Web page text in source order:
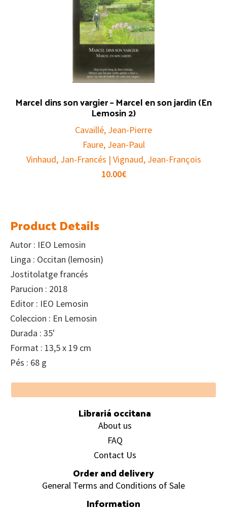
Marcel dins son vargier – Marcel en son jardin (En
Lemosin 2)
Cavaillé, Jean-Pierre
Faure, Jean-Paul
Vinhaud, Jan-Francés | Vignaud, Jean-François
10.00€
Product Details
Autor : IEO Lemosin
Linga : Occitan (lemosin)
Jostitolatge francés
Parucion : 2018
Editor : IEO Lemosin
Coleccion : En Lemosin
Durada : 35'
Format : 13,5 x 19 cm
Pés : 68 g
Footer
Librariá occitana
About us
FAQ
Contact Us
Order and delivery
General Terms and Conditions of Sale
Information